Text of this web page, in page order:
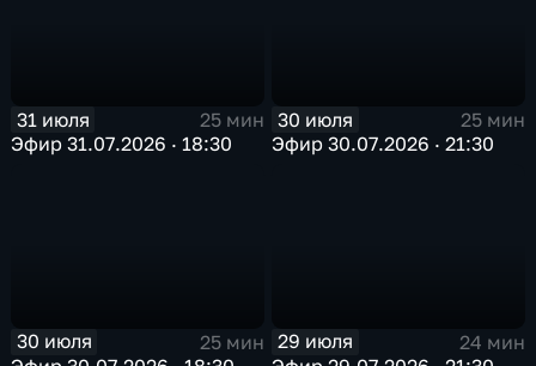
31 июля
25 мин
Эфир 31.07.2026 · 18:30
30 июля
25 мин
Эфир 30.07.2026 · 21:30
30 июля
25 мин
29 июля
24 мин